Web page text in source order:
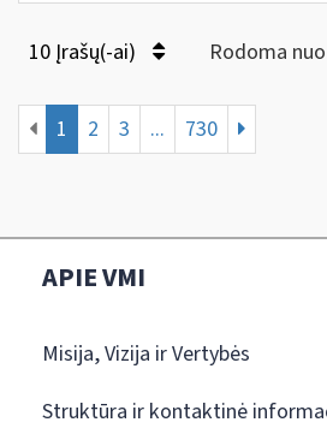
10 Įrašų(-ai) Rodoma
1 2 3 ... 730
APIE VMI
Misija, Vizija ir Vertybės
Struktūra ir kontaktinė